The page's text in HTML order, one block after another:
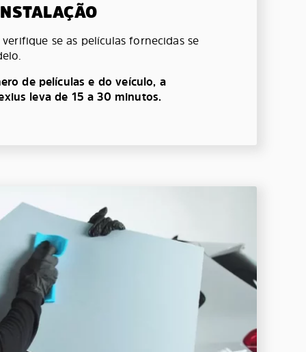
se as películas fornecidas se
de películas e do veículo, a
leva de 15 a 30 minutos.